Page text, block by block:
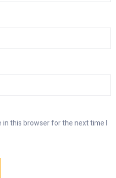
in this browser for the next time I